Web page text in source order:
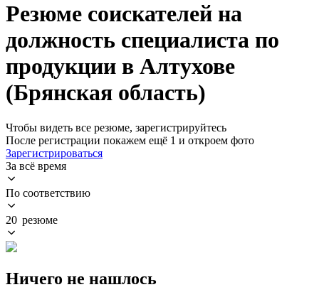
Резюме соискателей на
должность специалиста по
продукции в Алтухове
(Брянская область)
Чтобы видеть все резюме, зарегистрируйтесь
После регистрации покажем ещё 1 и откроем фото
Зарегистрироваться
За всё время
По соответствию
20 резюме
Ничего не нашлось